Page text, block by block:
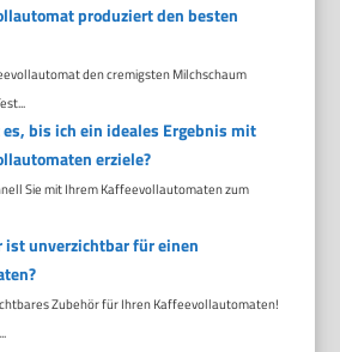
produziert den besten
den cremigsten Milchschaum
bis ich ein ideales Ergebnis mit
erziele?
Sie mit Ihrem Kaffeevollautomaten zum
ist unverzichtbar für einen
Zubehör für Ihren Kaffeevollautomaten!